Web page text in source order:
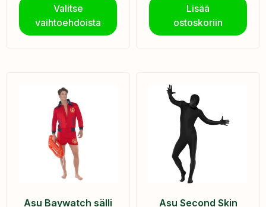
Valitse
vaihtoehdoista
Lisää
ostoskoriin
Asu Baywatch sälli
Asu Second Skin